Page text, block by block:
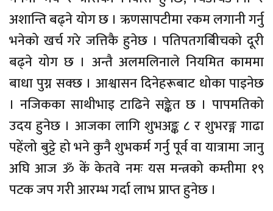
अशान्ति बढ्ने योग छ । ऋणसापटीमा रकम लगानी गर्नु
भनेको खर्च गरे जत्तिकै हुनेछ । पतिपतगबिीचको दूरी
बढ्ने योग छ । अन्तै अलमलिनाले नियमित काममा
बाधा पुग्न सक्छ । आश्वासन दिनेहरूबाट धोका पाइनेछ
। नजिकका साथीभाइ टाढिने सङ्केत छ । पापमतिको
उदय हुनेछ । आजका लागि शुभअङ्क ८ र शुभरङ्ग गाढा
पहेंलो बुट्टे हो भने कुनै शुभकर्म गर्नु पूर्व वा यात्रामा जानु
अघि आज ॐ कें केतवे नमः यस मन्त्रको कम्तीमा १९
पटक जप गरी आरम्भ गर्दा लाभ प्राप्त हुनेछ ।